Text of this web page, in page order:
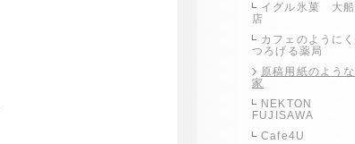
イグル氷菓 大船
店
カフェのようにく
つろげる薬局
原稿用紙のような
家
NEKTON
FUJISAWA
Cafe4U